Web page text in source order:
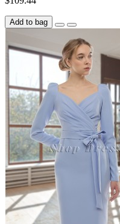
Add to bag